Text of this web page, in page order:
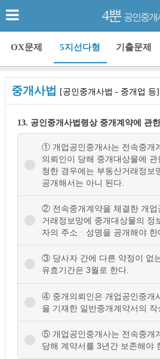
4뿐 공인중개
OX문제 5지선다형 기출문제
중개사법 [공인중개사법 - 중개업 등]
13. 공인중개사법령상 중개계약에 관
① 개업공인중개사는 전속중개
의뢰인이 당해 중개대상물에
청한 경우에는 부동산거래정보
공개해서는 아니 된다.
② 전속중개계약을 체결한 개업
거래정보망에 중개대상물의 정
자의 주소ㆍ성명을 공개해야 한
③ 당사자 간에 다른 약정이 없
유효기간은 3월로 한다.
④ 중개의뢰인은 개업공인중개
을 기재한 일반중개계약서의 작
⑤ 개업공인중개사는 전속중개
당해 계약서를 3년간 보존해야